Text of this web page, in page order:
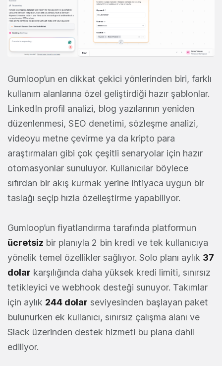
Gumloop’un en dikkat çekici yönlerinden biri, farklı
kullanım alanlarına özel geliştirdiği hazır şablonlar.
LinkedIn profil analizi, blog yazılarının yeniden
düzenlenmesi, SEO denetimi, sözleşme analizi,
videoyu metne çevirme ya da kripto para
araştırmaları gibi çok çeşitli senaryolar için hazır
otomasyonlar sunuluyor. Kullanıcılar böylece
sıfırdan bir akış kurmak yerine ihtiyaca uygun bir
taslağı seçip hızla özelleştirme yapabiliyor.
Gumloop’un fiyatlandırma tarafında platformun
ücretsiz bir planıyla 2 bin kredi ve tek kullanıcıya
yönelik temel özellikler sağlıyor. Solo planı aylık 37
dolar karşılığında daha yüksek kredi limiti, sınırsız
tetikleyici ve webhook desteği sunuyor. Takımlar
için aylık 244 dolar seviyesinden başlayan paket
bulunurken ek kullanıcı, sınırsız çalışma alanı ve
Slack üzerinden destek hizmeti bu plana dahil
ediliyor.